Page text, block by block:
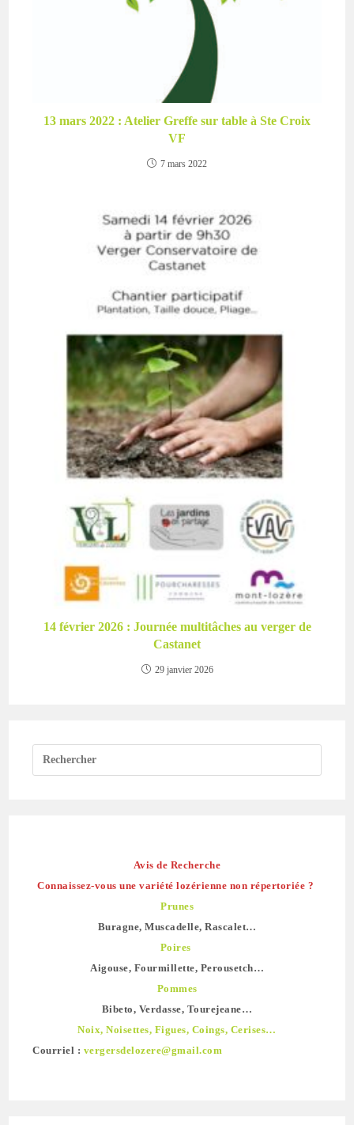
13 mars 2022 : Atelier Greffe sur table à Ste Croix
VF
7 mars 2022
14 février 2026 : Journée multitâches au verger de
Castanet
29 janvier 2026
Avis de Recherche
Connaissez-vous une variété lozérienne non répertoriée ?
Prunes
Buragne, Muscadelle, Rascalet…
Poires
Aigouse, Fourmillette, Perousetch…
Pommes
Bibeto, Verdasse, Tourejeane…
Noix, Noisettes, Figues, Coings, Cerises…
Courriel : vergersdelozere@gmail.com